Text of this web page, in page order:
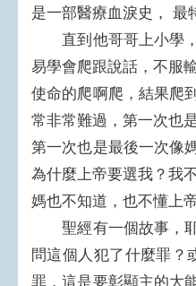
是一部醫療血淚史，
直到他哥哥上小學，
易學會爬跟說話，不服
使命的爬啊爬，結果爬
常非常難過，第一次也
第一次也是最後一次像
為什麼上帝要選我？我
媽也不知道，也不懂上
聖經有一個故事，耶
問這個人犯了什麼罪？
罪，這是要彰顯主的大